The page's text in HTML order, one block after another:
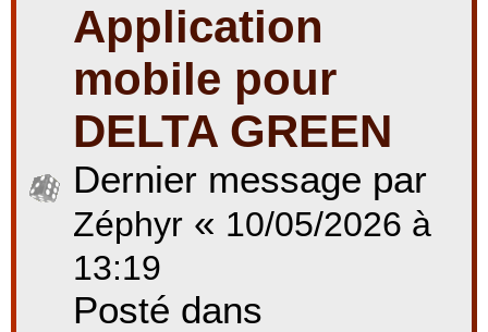
Application
mobile pour
DELTA GREEN
Dernier message par
Zéphyr « 10/05/2026 à
13:19
Posté dans